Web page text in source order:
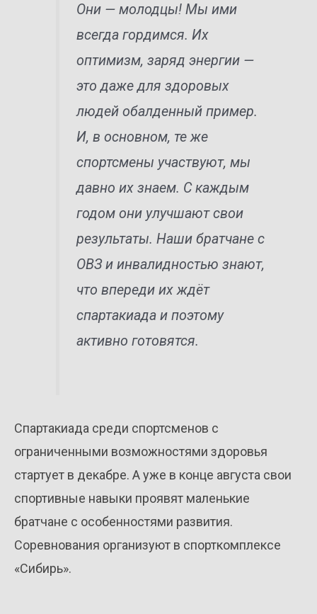
Они — молодцы! Мы ими
всегда гордимся. Их
оптимизм, заряд энергии —
это даже для здоровых
людей обалденный пример.
И, в основном, те же
спортсмены участвуют, мы
давно их знаем. С каждым
годом они улучшают свои
результаты. Наши братчане с
ОВЗ и инвалидностью знают,
что впереди их ждёт
спартакиада и поэтому
активно готовятся.
Спартакиада среди спортсменов с
ограниченными возможностями здоровья
стартует в декабре. А уже в конце августа свои
спортивные навыки проявят маленькие
братчане с особенностями развития.
Соревнования организуют в спорткомплексе
«Сибирь».